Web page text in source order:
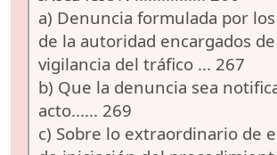
a) Denuncia formulada por
de la autoridad encargados
vigilancia del tráfico ... 267
b) Que la denuncia sea
acto...... 269
c) Sobre lo extraordinario de